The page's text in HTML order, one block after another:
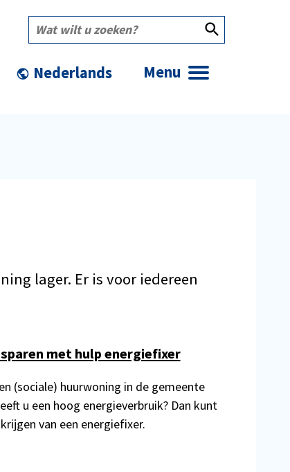
Menu
Wat
wilt
zoeken?
lager. Er is voor iedereen
met hulp energiefixer
(sociale) huurwoning in de gemeente
u een hoog energieverbruik? Dan kunt
van een energiefixer.